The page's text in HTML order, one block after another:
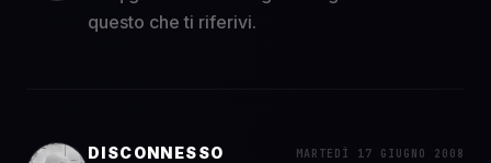
questo che ti riferivi.
DISCONNESSO MARTEDÌ 17 GIUGNO 2008